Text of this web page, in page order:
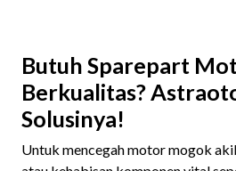
Butuh Sparepart
Berkualitas?
Solusinya!
Untuk mencegah motor mogok